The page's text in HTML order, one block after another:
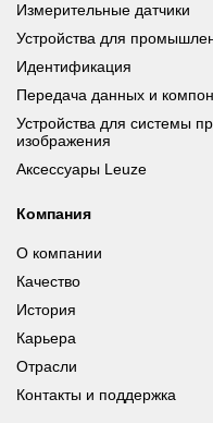
Измерительные датчики
Устройства для
Идентификация
Передача данных и
Устройства для системы
изображения
Аксессуары Leuze
Компания
О компании
Качество
История
Карьера
Отрасли
Контакты и поддержка